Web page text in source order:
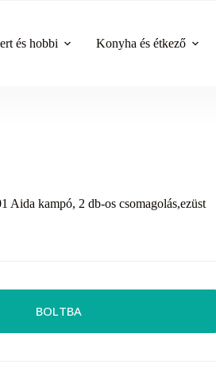
és hobbi Konyha és étkező
kampó, 2 db-os csomagolás,ezüst
BOLTBA